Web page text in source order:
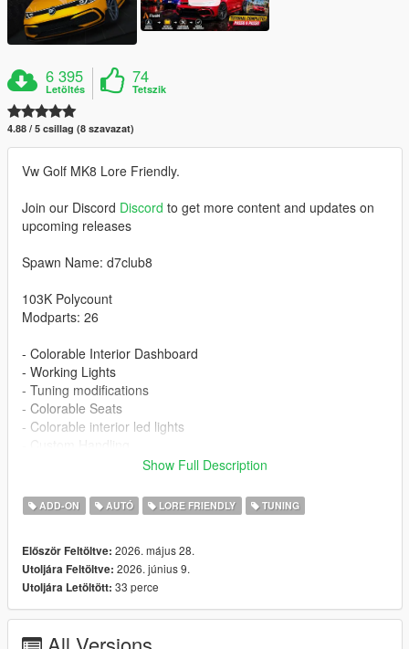
6 395
Letöltés
74
Tetszik
4.88 / 5 csillag (8 szavazat)
Vw Golf MK8 Lore Friendly.
Join our Discord Discord to get more content and updates on
upcoming releases
Spawn Name: d7club8
103K Polycount
Modparts: 26
- Colorable Interior Dashboard
- Working Lights
- Tuning modifications
- Colorable Seats
- Colorable interior led lights
Installation:
2. Add this line -> dlcpacks:/d7club8/ to the dlclist.xml
Changelog
1.1 - New Stock Wheels And Wheels color id fix
Show Full Description
ADD-ON AUTÓ LORE FRIENDLY TUNING
Először Feltöltve: 2026. május 28.
Utoljára Feltöltve: 2026. június 9.
Utoljára Letöltött: 33 perce